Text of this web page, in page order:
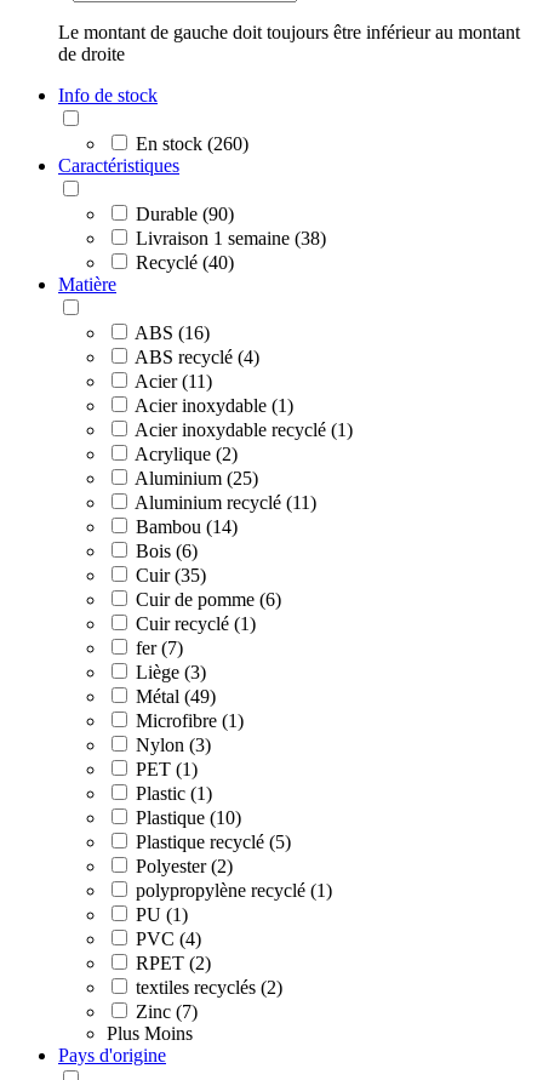
Le montant de gauche doit toujours être inférieur au montant
de droite
Info de stock
En stock (260)
Caractéristiques
Durable (90)
Livraison 1 semaine (38)
Recyclé (40)
Matière
ABS (16)
ABS recyclé (4)
Acier (11)
Acier inoxydable (1)
Acier inoxydable recyclé (1)
Acrylique (2)
Aluminium (25)
Aluminium recyclé (11)
Bambou (14)
Bois (6)
Cuir (35)
Cuir de pomme (6)
Cuir recyclé (1)
fer (7)
Liège (3)
Métal (49)
Microfibre (1)
Nylon (3)
PET (1)
Plastic (1)
Plastique (10)
Plastique recyclé (5)
Polyester (2)
polypropylène recyclé (1)
PU (1)
PVC (4)
RPET (2)
textiles recyclés (2)
Zinc (7)
Plus Moins
Pays d'origine